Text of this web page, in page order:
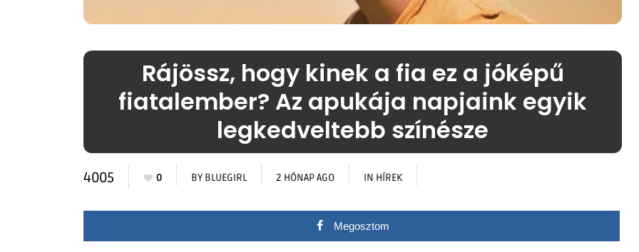
Rájössz, hogy kinek a fia ez a jóképű
fiatalember? Az apukája napjaink egyik
legkedveltebb színésze
4005 0 BY BLUEGIRL 2 HÓNAP AGO IN HÍREK
Megosztom